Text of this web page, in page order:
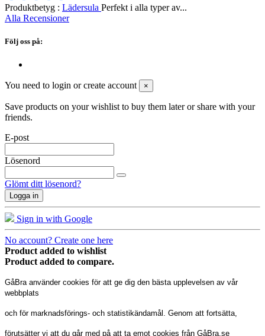
Produktbetyg : Lädersula Perfekt i alla typer av...
Alla Recensioner
Följ oss på:
You need to login or create account ×
Save products on your wishlist to buy them later or share with your
friends.
E-post
Lösenord
Glömt ditt lösenord?
Logga in
Sign in with Google
No account? Create one here
Product added to wishlist
Product added to compare.
GåBra använder cookies för att ge dig den bästa upplevelsen av vår
webbplats
och för marknadsförings- och statistikändamål. Genom att fortsätta,
förutsätter vi att du går med på att ta emot cookies från GåBra.se